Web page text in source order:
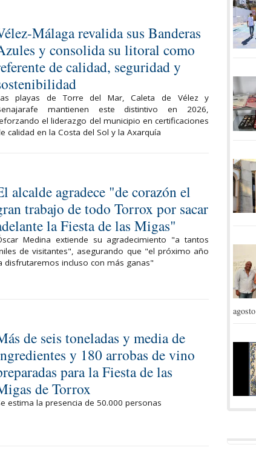
Málaga revalida sus Banderas
y consolida su litoral como
de calidad, seguridad y
playas de Torre del Mar, Caleta de Vélez y
mantienen este distintivo en 2026,
el liderazgo del municipio en certificaciones
calidad en la Costa del Sol y la Axarquía
alcalde agradece "de corazón el
trabajo de todo Torrox por sacar
la Fiesta de las Migas"
Medina extiende su agradecimiento "a tantos
de visitantes", asegurando que "el próximo año
disfrutaremos incluso con más ganas"
de seis toneladas y media de
y 180 arrobas de vino
para la Fiesta de las
de Torrox
estima la presencia de 50.000 personas
agosto